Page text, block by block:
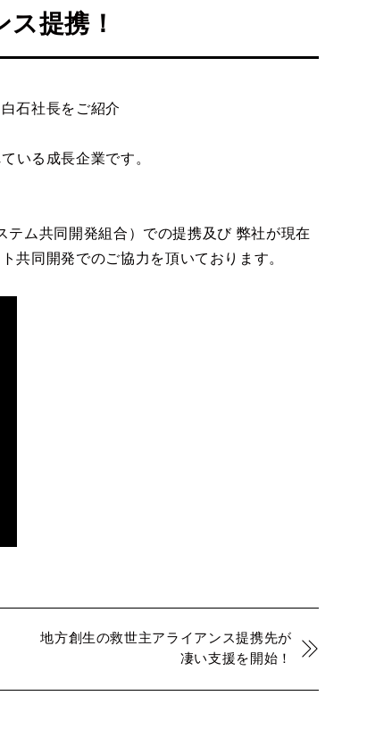
提携！
石社長をご紹介
いる成長企業です。
ム共同開発組合）での提携及び 弊社が現在
共同開発でのご協力を頂いております。
地方創生の救世主アライアンス提携先が
凄い支援を開始！